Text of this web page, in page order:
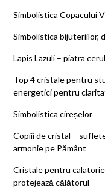
Simbolistica Copacului
Simbolistica bijuteriilor,
Lapis Lazuli – piatra
Top 4 cristale pentru
energetici pentru
Simbolistica cireșelor
Copiii de cristal –
armonie pe Pământ
Cristale pentru
protejează călătorul